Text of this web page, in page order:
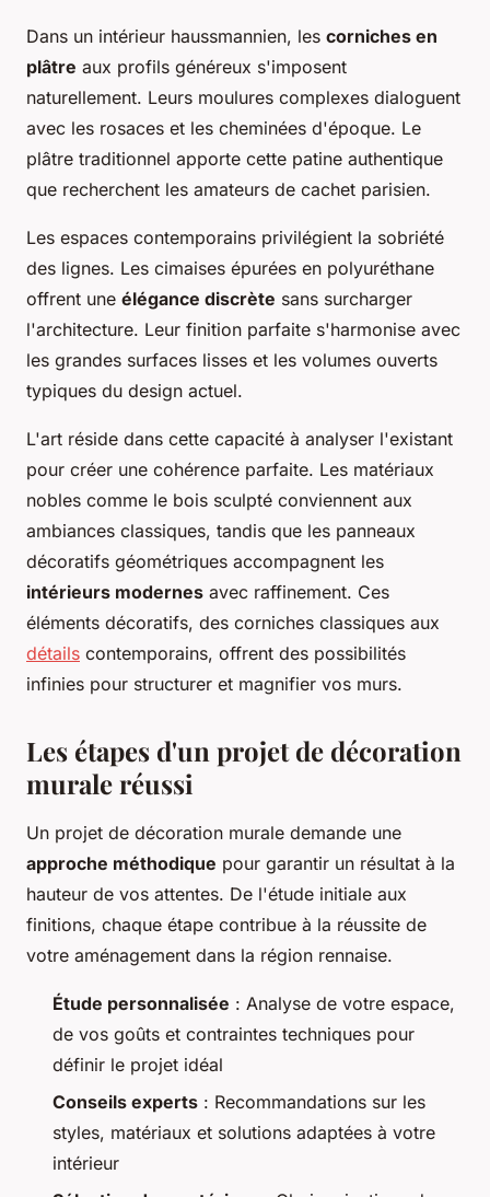
Dans un intérieur haussmannien, les corniches en
plâtre aux profils généreux s'imposent
naturellement. Leurs moulures complexes dialoguent
avec les rosaces et les cheminées d'époque. Le
plâtre traditionnel apporte cette patine authentique
que recherchent les amateurs de cachet parisien.
Les espaces contemporains privilégient la sobriété
des lignes. Les cimaises épurées en polyuréthane
offrent une élégance discrète sans surcharger
l'architecture. Leur finition parfaite s'harmonise avec
les grandes surfaces lisses et les volumes ouverts
typiques du design actuel.
L'art réside dans cette capacité à analyser l'existant
pour créer une cohérence parfaite. Les matériaux
nobles comme le bois sculpté conviennent aux
ambiances classiques, tandis que les panneaux
décoratifs géométriques accompagnent les
intérieurs modernes avec raffinement. Ces
éléments décoratifs, des corniches classiques aux
détails contemporains, offrent des possibilités
infinies pour structurer et magnifier vos murs.
Les étapes d'un projet de décoration
murale réussi
Un projet de décoration murale demande une
approche méthodique pour garantir un résultat à la
hauteur de vos attentes. De l'étude initiale aux
finitions, chaque étape contribue à la réussite de
votre aménagement dans la région rennaise.
Étude personnalisée : Analyse de votre espace,
de vos goûts et contraintes techniques pour
définir le projet idéal
Conseils experts : Recommandations sur les
styles, matériaux et solutions adaptées à votre
intérieur